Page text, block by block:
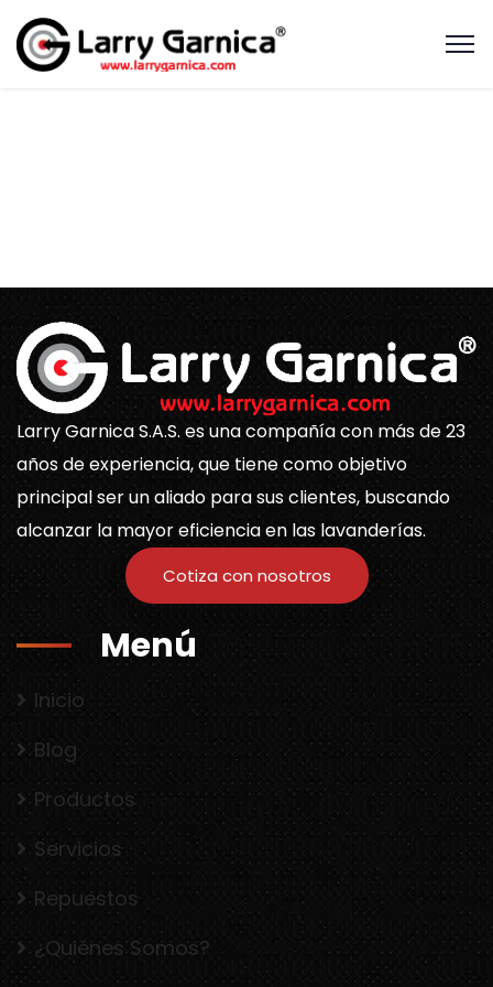
Larry Garnica S.A.S. es una compañía con más de 23
años de experiencia, que tiene como objetivo
principal ser un aliado para sus clientes, buscando
alcanzar la mayor eficiencia en las lavanderías.
Cotiza con nosotros
Menú
Inicio
Blog
Productos
Servicios
Repuestos
¿Quiénes Somos?